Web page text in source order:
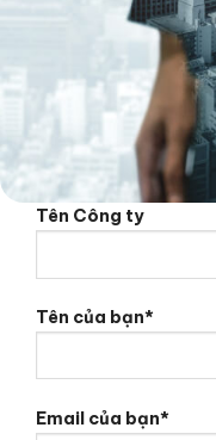
Tên Công ty
Tên của bạn*
Email của bạn*